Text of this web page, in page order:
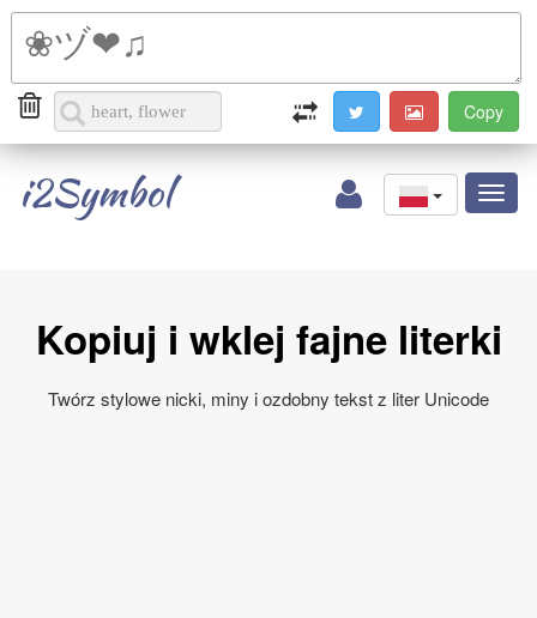
i2Symbol
Kopiuj i wklej fajne literki
Twórz stylowe nicki, miny i ozdobny tekst z liter Unicode